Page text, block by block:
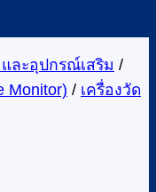
ละอุปกรณ์เสริม /
Monitor) / เครื่องวัด